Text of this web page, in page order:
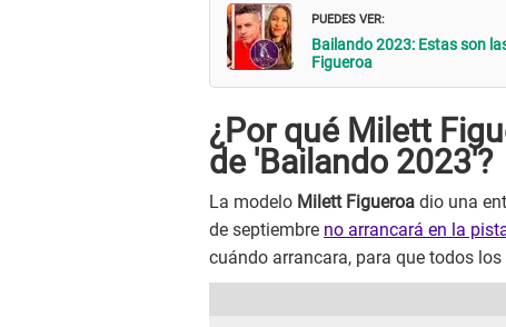
PUEDES VER:
Bailando 2023: Estas son
Figueroa
¿Por qué Milett
de 'Bailando 2023'?
La modelo Milett Figueroa dio una
de septiembre no arrancará en la
cuándo arrancara, para que todos